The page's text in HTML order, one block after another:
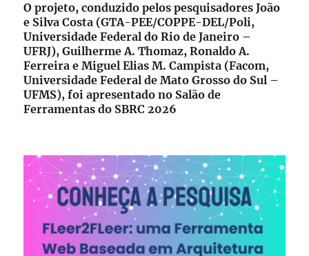
O projeto, conduzido pelos pesquisadores João
e Silva Costa (GTA-PEE/COPPE-DEL/Poli,
Universidade Federal do Rio de Janeiro –
UFRJ), Guilherme A. Thomaz, Ronaldo A.
Ferreira e Miguel Elias M. Campista (Facom,
Universidade Federal de Mato Grosso do Sul –
UFMS), foi apresentado no Salão de
Ferramentas do SBRC 2026